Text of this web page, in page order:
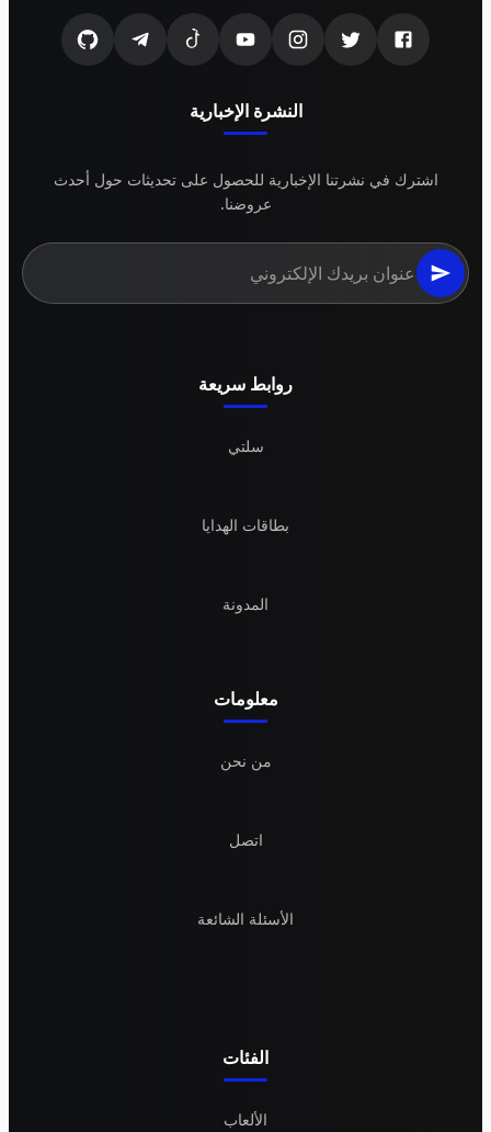
النشرة الإخبارية
اشترك في نشرتنا الإخبارية للحصول على تحديثات حول أحدث
عروضنا.
روابط سريعة
سلتي
بطاقات الهدايا
المدونة
معلومات
من نحن
اتصل
الأسئلة الشائعة
الفئات
الألعاب